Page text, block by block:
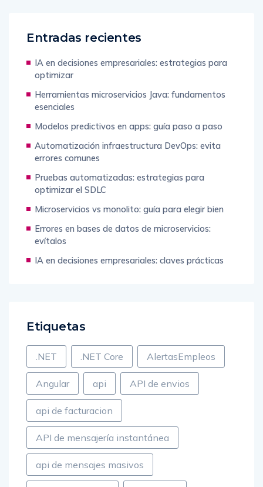
Entradas recientes
IA en decisiones empresariales: estrategias para
optimizar
Herramientas microservicios Java: fundamentos
esenciales
Modelos predictivos en apps: guía paso a paso
Automatización infraestructura DevOps: evita
errores comunes
Pruebas automatizadas: estrategias para
optimizar el SDLC
Microservicios vs monolito: guía para elegir bien
Errores en bases de datos de microservicios:
evítalos
IA en decisiones empresariales: claves prácticas
Etiquetas
.NET .NET Core AlertasEmpleos
Angular api API de envios
api de facturacion
API de mensajería instantánea
api de mensajes masivos